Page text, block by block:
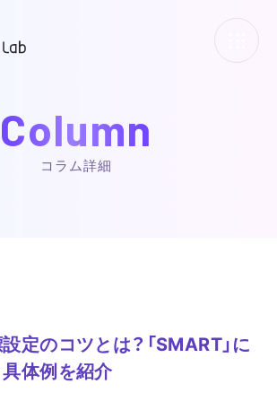
Column
コラム詳細
定のコツとは？「SMART」に
体例を紹介